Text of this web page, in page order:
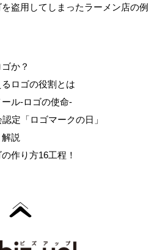
盗用してしまったラーメン店の例
か？
ロゴの役割とは
ル-ロゴの使命-
定「ロゴマークの日」
説
作り方16工程！